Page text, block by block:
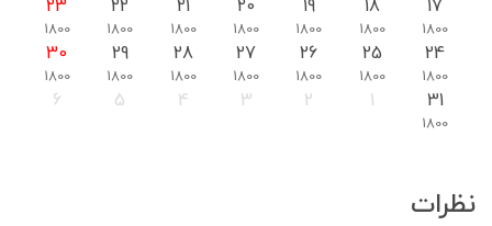
17
1800
18
1800
19
1800
20
1800
21
1800
22
1800
23
1800
24
1800
25
1800
26
1800
27
1800
28
1800
29
1800
30
1800
31
1800
1
2
3
4
5
6
نظرات